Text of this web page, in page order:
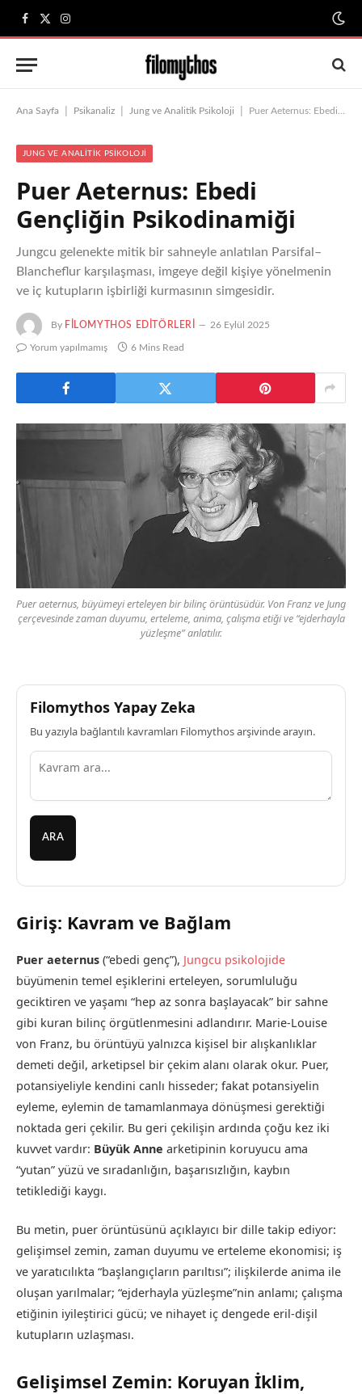
Facebook
X
(Twitter)
Instagram
Ana Sayfa Psikanaliz Jung ve Analitik Psikoloji Puer Aeternus: Ebedi Gençliğin Psikodinamiği
JUNG VE ANALITIK PSIKOLOJI
Puer Aeternus: Ebedi
Gençliğin Psikodinamiği
Jungcu gelenekte mitik bir sahneyle anlatılan Parsifal–
Blancheflur karşılaşması, imgeye değil kişiye yönelmenin
ve iç kutupların işbirliği kurmasının simgesidir.
By FILOMYTHOS EDITÖRLERI 26 Eylül 2025
Yorum yapılmamış 6 Mins Read
Puer aeternus, büyümeyi erteleyen bir bilinç örüntüsüdür. Von Franz ve Jung
çerçevesinde zaman duyumu, erteleme, anima, çalışma etiği ve “ejderhayla
yüzleşme” anlatılır.
Filomythos Yapay Zeka
Bu yazıyla bağlantılı kavramları Filomythos arşivinde arayın.
ARA
Giriş: Kavram ve Bağlam
Puer aeternus (“ebedi genç”), Jungcu psikolojide
büyümenin temel eşiklerini erteleyen, sorumluluğu
geciktiren ve yaşamı “hep az sonra başlayacak” bir sahne
gibi kuran bilinç örgütlenmesini adlandırır. Marie-Louise
von Franz, bu örüntüyü yalnızca kişisel bir alışkanlıklar
demeti değil, arketipsel bir çekim alanı olarak okur. Puer,
potansiyeliyle kendini canlı hisseder; fakat potansiyelin
eyleme, eylemin de tamamlanmaya dönüşmesi gerektiği
noktada geri çekilir. Bu geri çekilişin ardında çoğu kez iki
kuvvet vardır: Büyük Anne arketipinin koruyucu ama
“yutan” yüzü ve sıradanlığın, başarısızlığın, kaybın
tetiklediği kaygı.
Bu metin, puer örüntüsünü açıklayıcı bir dille takip ediyor:
gelişimsel zemin, zaman duyumu ve erteleme ekonomisi; iş
ve yaratıcılıkta “başlangıçların parıltısı”; ilişkilerde anima ile
oluşan yarılmalar; “ejderhayla yüzleşme”nin anlamı; çalışma
etiğinin iyileştirici gücü; ve nihayet iç dengede eril-dişil
kutupların uzlaşması.
Gelişimsel Zemin: Koruyan İklim,